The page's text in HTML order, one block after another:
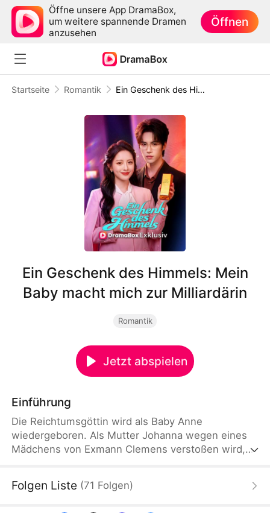
Öffne unsere App DramaBox,
um weitere spannende Dramen
anzusehen
Öffnen
Startseite Romantik Ein Geschenk des Himmels: Mein Baby macht mich zur Milliardärin
Ein Geschenk des Himmels: Mein
Baby macht mich zur Milliardärin
Romantik
Jetzt abspielen
Einführung
Die Reichtumsgöttin wird als Baby Anne
wiedergeboren. Als Mutter Johanna wegen eines
Mädchens von Exmann Clemens verstoßen wird,
Rachefeldzug. Werden sie den Rabenvater
Folgen Liste (71 Folgen)